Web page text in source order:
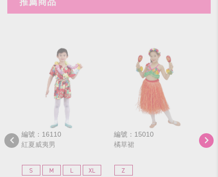
推薦商品
編號：16110
紅夏威夷男
S M L
XL
編號：15010
橘草裙
Z
編
莎